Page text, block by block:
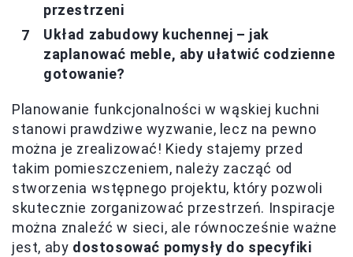
przestrzeni
Układ zabudowy kuchennej – jak
zaplanować meble, aby ułatwić codzienne
gotowanie?
Planowanie funkcjonalności w wąskiej kuchni
stanowi prawdziwe wyzwanie, lecz na pewno
można je zrealizować! Kiedy stajemy przed
takim pomieszczeniem, należy zacząć od
stworzenia wstępnego projektu, który pozwoli
skutecznie zorganizować przestrzeń. Inspiracje
można znaleźć w sieci, ale równocześnie ważne
jest, aby dostosować pomysły do specyfiki